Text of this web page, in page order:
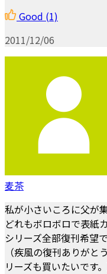
Good (1)
2011/12/06
麦茶
私が小さいころに父が
どれもボロボロで表紙
シリーズ全部復刊希望で
（疾風の復刊ありが
リーズも買いたいです。